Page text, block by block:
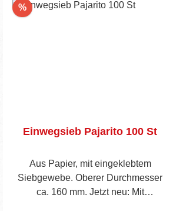
%Rabatt
Einwegsieb Pajarito 100 St
Aus Papier, mit eingeklebtem
Siebgewebe. Oberer Durchmesser
ca. 160 mm. Jetzt neu: Mit